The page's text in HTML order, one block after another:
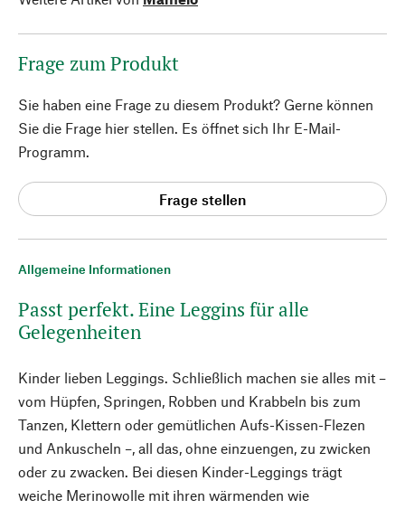
Allgemeine Informationen
Passt perfekt. Eine Leggins für alle
Gelegenheiten
Kinder lieben Leggings. Schließlich machen sie alles mit –
vom Hüpfen, Springen, Robben und Krabbeln bis zum
Tanzen, Klettern oder gemütlichen Aufs-Kissen-Flezen
und Ankuscheln –, all das, ohne einzuengen, zu zwicken
oder zu zwacken. Bei diesen Kinder-Leggings trägt
weiche Merinowolle mit ihren wärmenden wie
Frage zum Produkt
Sie haben eine Frage zu diesem Produkt? Gerne können
Sie die Frage hier stellen. Es öffnet sich Ihr E-Mail-
Programm.
Frage stellen